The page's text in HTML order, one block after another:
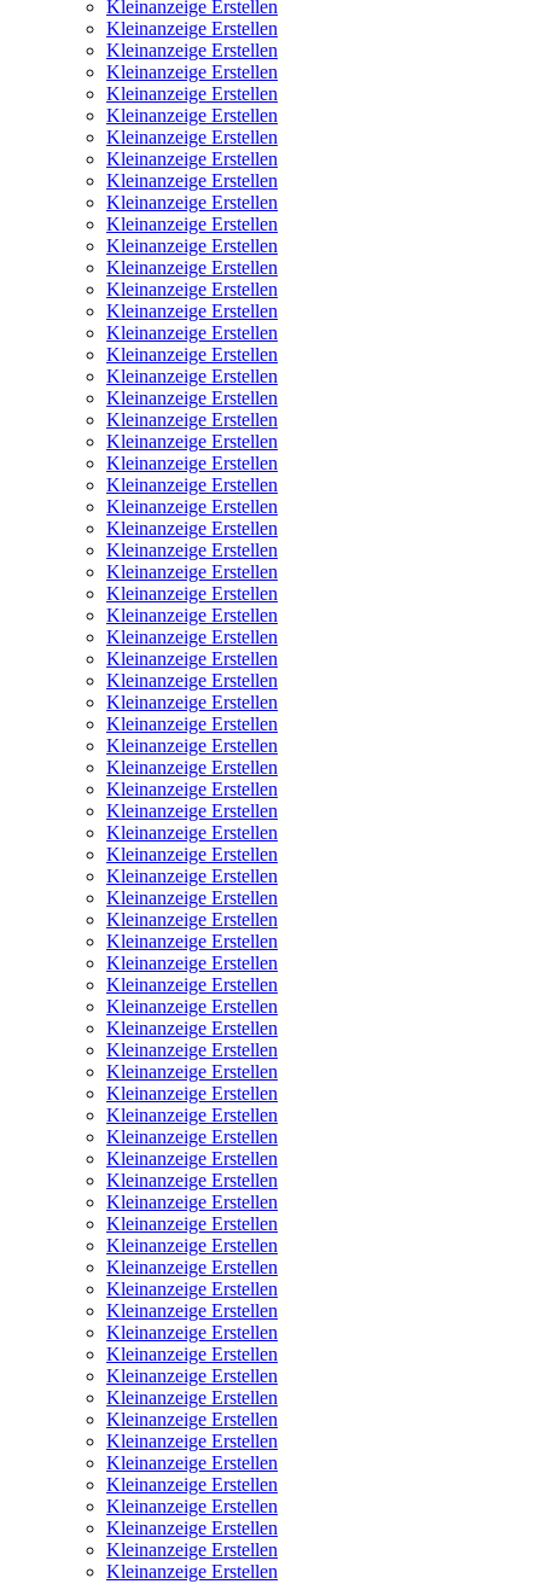
Kleinanzeige Erstellen
Kleinanzeige Erstellen
Kleinanzeige Erstellen
Kleinanzeige Erstellen
Kleinanzeige Erstellen
Kleinanzeige Erstellen
Kleinanzeige Erstellen
Kleinanzeige Erstellen
Kleinanzeige Erstellen
Kleinanzeige Erstellen
Kleinanzeige Erstellen
Kleinanzeige Erstellen
Kleinanzeige Erstellen
Kleinanzeige Erstellen
Kleinanzeige Erstellen
Kleinanzeige Erstellen
Kleinanzeige Erstellen
Kleinanzeige Erstellen
Kleinanzeige Erstellen
Kleinanzeige Erstellen
Kleinanzeige Erstellen
Kleinanzeige Erstellen
Kleinanzeige Erstellen
Kleinanzeige Erstellen
Kleinanzeige Erstellen
Kleinanzeige Erstellen
Kleinanzeige Erstellen
Kleinanzeige Erstellen
Kleinanzeige Erstellen
Kleinanzeige Erstellen
Kleinanzeige Erstellen
Kleinanzeige Erstellen
Kleinanzeige Erstellen
Kleinanzeige Erstellen
Kleinanzeige Erstellen
Kleinanzeige Erstellen
Kleinanzeige Erstellen
Kleinanzeige Erstellen
Kleinanzeige Erstellen
Kleinanzeige Erstellen
Kleinanzeige Erstellen
Kleinanzeige Erstellen
Kleinanzeige Erstellen
Kleinanzeige Erstellen
Kleinanzeige Erstellen
Kleinanzeige Erstellen
Kleinanzeige Erstellen
Kleinanzeige Erstellen
Kleinanzeige Erstellen
Kleinanzeige Erstellen
Kleinanzeige Erstellen
Kleinanzeige Erstellen
Kleinanzeige Erstellen
Kleinanzeige Erstellen
Kleinanzeige Erstellen
Kleinanzeige Erstellen
Kleinanzeige Erstellen
Kleinanzeige Erstellen
Kleinanzeige Erstellen
Kleinanzeige Erstellen
Kleinanzeige Erstellen
Kleinanzeige Erstellen
Kleinanzeige Erstellen
Kleinanzeige Erstellen
Kleinanzeige Erstellen
Kleinanzeige Erstellen
Kleinanzeige Erstellen
Kleinanzeige Erstellen
Kleinanzeige Erstellen
Kleinanzeige Erstellen
Kleinanzeige Erstellen
Kleinanzeige Erstellen
Kleinanzeige Erstellen